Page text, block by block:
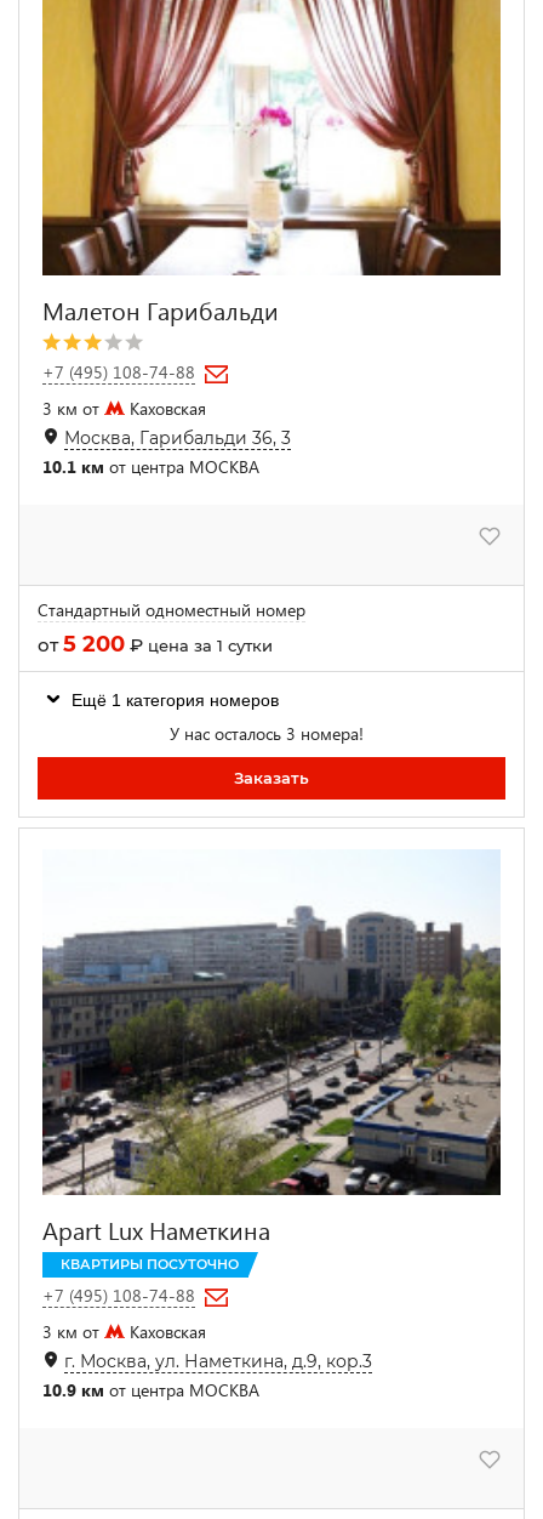
Малетон Гарибальди
+7 (495) 108-74-88
3 км от
Каховская
Москва, Гарибальди 36, 3
10.1 км от центра МОСКВА
Стандартный одноместный номер
от5 200 ₽ цена за 1 сутки
Ещё 1 категория номеров
У нас осталось 3 номера!
Заказать
Apart Lux Наметкина
КВАРТИРЫ ПОСУТОЧНО
+7 (495) 108-74-88
3 км от
Каховская
г. Москва, ул. Наметкина, д.9, кор.3
10.9 км от центра МОСКВА